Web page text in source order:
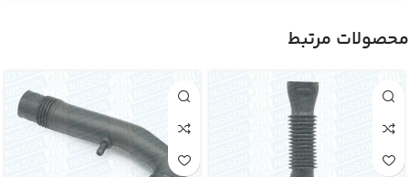
محصولات مرتبط